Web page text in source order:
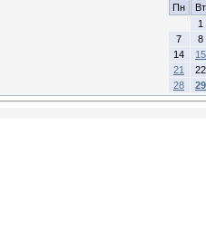
Пн
Вт
1
7
8
14
15
21
22
28
29